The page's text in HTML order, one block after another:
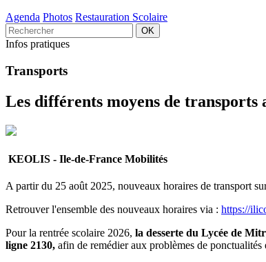
Agenda Photos Restauration Scolaire
Infos pratiques
Transports
Les différents moyens de transports
KEOLIS - Ile-de-France Mobilités
A partir du 25 août 2025, nouveaux horaires de transport
Retrouver l'ensemble des nouveaux horaires via : https://
Pour la rentrée scolaire 2026, la desserte du Lycée de
ligne 2130, afin de remédier aux problèmes de ponctualités